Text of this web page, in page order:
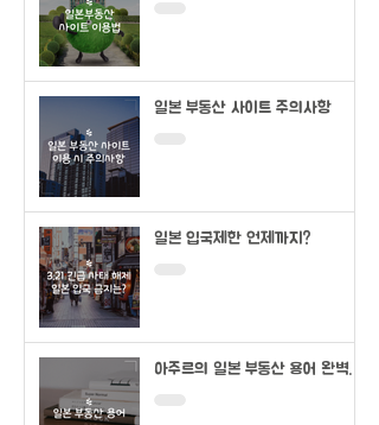
일본 부동산 사이트 주의사항
일본 입국제한 언제까지?
아주르의 일본 부동산 용어 완벽정